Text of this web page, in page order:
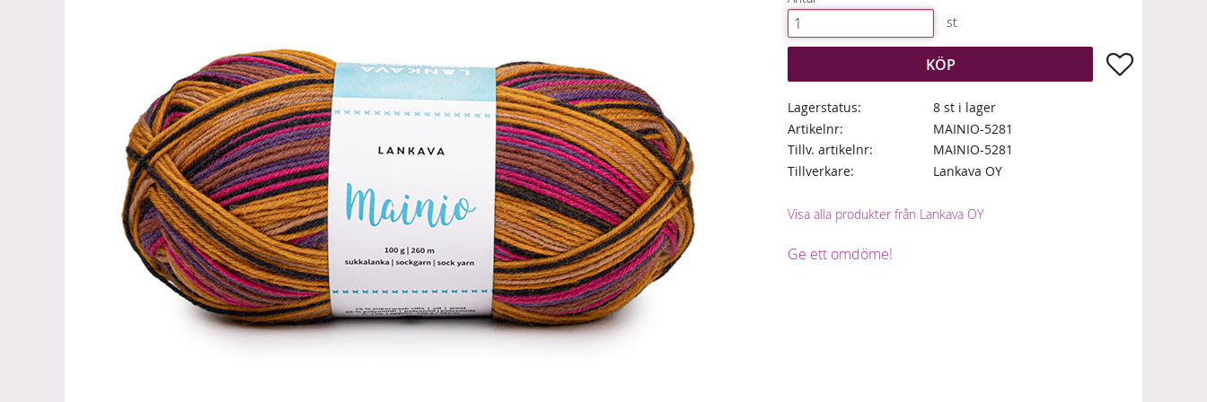
st
KÖP Lägg till i
Lagerstatus
8 st i lager
Artikelnr
MAINIO-5281
Tillv. artikelnr
MAINIO-5281
Tillverkare
Lankava OY
Visa alla produkter från Lankava OY
Ge ett omdöme!